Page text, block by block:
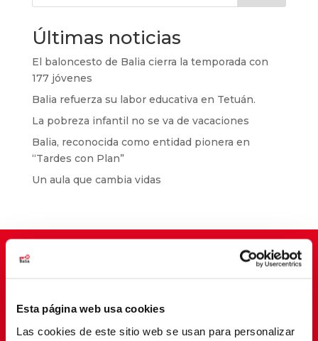
Esta página web usa cookies
Las cookies de este sitio web se usan para personalizar
Últimas noticias
El baloncesto de Balia cierra la temporada con
177 jóvenes
Balia refuerza su labor educativa en Tetuán.
La pobreza infantil no se va de vacaciones
Balia, reconocida como entidad pionera en
“Tardes con Plan”
Un aula que cambia vidas